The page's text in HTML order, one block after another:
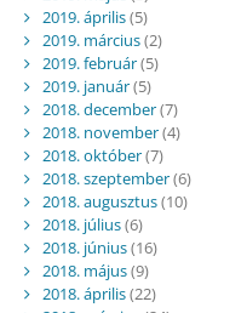
2019. április(5)
2019. március(2)
2019. február(5)
2019. január(5)
2018. december(7)
2018. november(4)
2018. október(7)
2018. szeptember(6)
2018. augusztus(10)
2018. július(6)
2018. június(16)
2018. május(9)
2018. április(22)